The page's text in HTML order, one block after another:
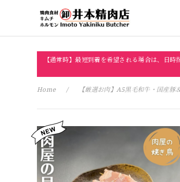
【通常時】最短到着を希望される場合は、日
Home 【厳選お肉】A5黒毛和牛・国産豚